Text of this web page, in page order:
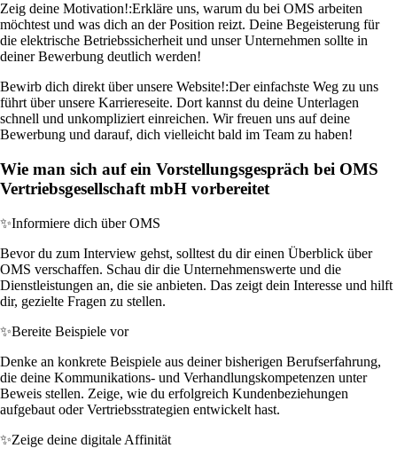
Zeig deine Motivation!:Erkläre uns, warum du bei OMS arbeiten
möchtest und was dich an der Position reizt. Deine Begeisterung für
die elektrische Betriebssicherheit und unser Unternehmen sollte in
deiner Bewerbung deutlich werden!
Bewirb dich direkt über unsere Website!:Der einfachste Weg zu uns
führt über unsere Karriereseite. Dort kannst du deine Unterlagen
schnell und unkompliziert einreichen. Wir freuen uns auf deine
Bewerbung und darauf, dich vielleicht bald im Team zu haben!
Wie man sich auf ein Vorstellungsgespräch bei OMS
Vertriebsgesellschaft mbH vorbereitet
✨Informiere dich über OMS
Bevor du zum Interview gehst, solltest du dir einen Überblick über
OMS verschaffen. Schau dir die Unternehmenswerte und die
Dienstleistungen an, die sie anbieten. Das zeigt dein Interesse und hilft
dir, gezielte Fragen zu stellen.
✨Bereite Beispiele vor
Denke an konkrete Beispiele aus deiner bisherigen Berufserfahrung,
die deine Kommunikations- und Verhandlungskompetenzen unter
Beweis stellen. Zeige, wie du erfolgreich Kundenbeziehungen
aufgebaut oder Vertriebsstrategien entwickelt hast.
✨Zeige deine digitale Affinität